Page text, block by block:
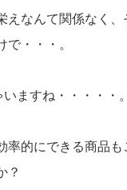
えなんて関係なく、
で・・・。
ますね・・・・・。
率的にできる商品も
？